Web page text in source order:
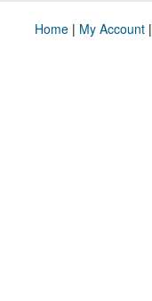
Home| My Account|